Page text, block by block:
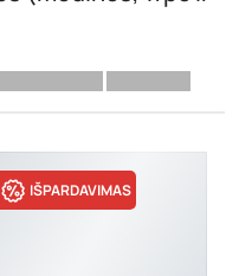
IŠPARDAVIMAS